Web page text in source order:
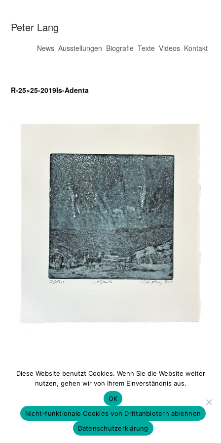
Peter Lang
News Ausstellungen Biografie Texte Videos Kontakt
R-25×25-2019Is-Adenta
Datenschutz| Impressum
Diese Website benutzt Cookies. Wenn Sie die Website weiter
nutzen, gehen wir von Ihrem Einverständnis aus.
OK
Nicht-funktionale Cookies von Drittanbietern ablehnen
Datenschutzerklärung